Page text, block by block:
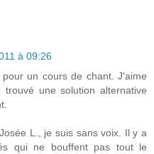
à 09:26
un cours de chant. J'aime
une solution alternative
L., je suis sans voix. Il y a
qui ne bouffent pas tout le